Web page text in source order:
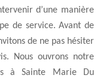
d’une manière
de service. Avant de
de ne pas hésiter
Nous ouvrons notre
à Sainte Marie Du